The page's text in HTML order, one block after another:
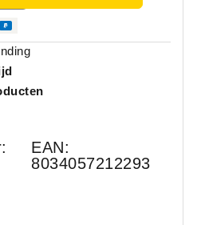
EAN:
8034057212293